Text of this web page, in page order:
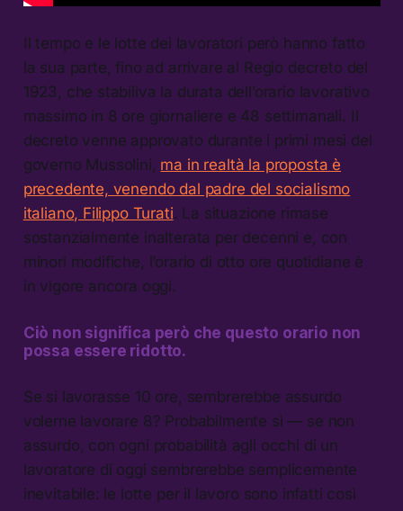
Il tempo e le lotte dei lavoratori però hanno fatto
la sua parte, fino ad arrivare al Regio decreto del
1923, che stabiliva la durata dell’orario lavorativo
massimo in 8 ore giornaliere e 48 settimanali. Il
decreto venne approvato durante i primi mesi del
governo Mussolini, ma in realtà la proposta è
precedente, venendo dal padre del socialismo
italiano, Filippo Turati. La situazione rimase
sostanzialmente inalterata per decenni e, con
minori modifiche, l’orario di otto ore quotidiane è
in vigore ancora oggi.
Ciò non significa però che questo orario non
possa essere ridotto.
Se si lavorasse 10 ore, sembrerebbe assurdo
volerne lavorare 8? Probabilmente sì — se non
assurdo, con ogni probabilità agli occhi di un
lavoratore di oggi sembrerebbe semplicemente
inevitabile: le lotte per il lavoro sono infatti così